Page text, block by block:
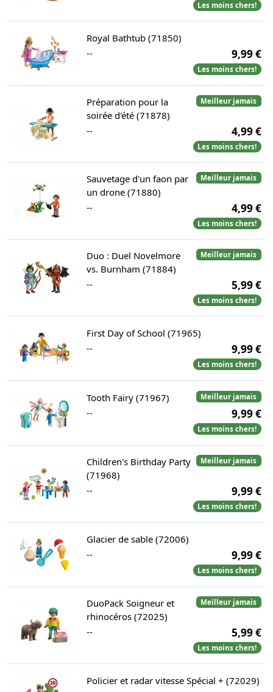
Les moins chers!
Royal Bathtub (71850)
--
9,99 €
Les moins chers!
Meilleur jamais
Préparation pour la
soirée d'été (71878)
--
4,99 €
Les moins chers!
Meilleur jamais
Sauvetage d'un faon par
un drone (71880)
--
4,99 €
Les moins chers!
Meilleur jamais
Duo : Duel Novelmore
vs. Burnham (71884)
--
5,99 €
Les moins chers!
First Day of School (71965)
--
9,99 €
Les moins chers!
Meilleur jamais
Tooth Fairy (71967)
--
9,99 €
Les moins chers!
Meilleur jamais
Children's Birthday Party
(71968)
--
9,99 €
Les moins chers!
Glacier de sable (72006)
--
9,99 €
Les moins chers!
Meilleur jamais
DuoPack Soigneur et
rhinocéros (72025)
--
5,99 €
Les moins chers!
Policier et radar vitesse Spécial + (72029)